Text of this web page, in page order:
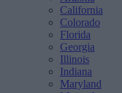
California
Colorado
Florida
Georgia
Illinois
Indiana
Maryland